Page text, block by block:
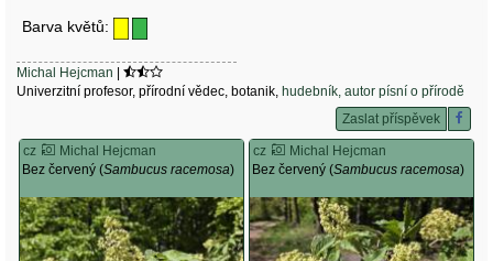
Barva květů:
Michal Hejcman |
Univerzitní profesor, přírodní vědec, botanik, hudebník, autor písní o přírodě
Zaslat příspěvek
cz
Michal Hejcman
Bez červený (Sambucus racemosa)
cz
Michal Hejcman
Bez červený (Sambucus racemosa)